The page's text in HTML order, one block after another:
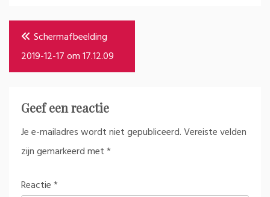
Bericht
navigatie
Schermafbeelding
2019-12-17 om 17.12.09
Geef een reactie
Je e-mailadres wordt niet gepubliceerd.Vereiste velden
zijn gemarkeerd met*
Reactie*